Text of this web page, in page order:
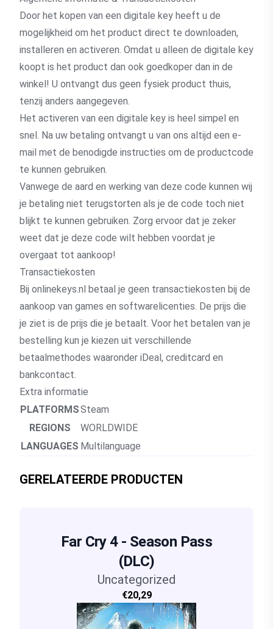
Door het kopen van een digitale key heeft u de
mogelijkheid om het product direct te downloaden,
installeren en activeren. Omdat u alleen de digitale key
koopt is het product dan ook goedkoper dan in de
winkel! U ontvangt dus geen fysiek product thuis,
tenzij anders aangegeven.
Het activeren van een digitale key is heel simpel en
snel. Na uw betaling ontvangt u van ons altijd een e-
mail met de benodigde instructies om de productcode
te kunnen gebruiken.
Vanwege de aard en werking van deze code kunnen wij
je betaling niet terugstorten als je de code toch niet
blijkt te kunnen gebruiken. Zorg ervoor dat je zeker
weet dat je deze code wilt hebben voordat je
overgaat tot aankoop!
Transactiekosten
Bij onlinekeys.nl betaal je geen transactiekosten bij de
aankoop van games en softwarelicenties. De prijs die
je ziet is de prijs die je betaalt. Voor het betalen van je
bestelling kun je kiezen uit verschillende
betaalmethodes waaronder iDeal, creditcard en
bankcontact.
Extra informatie
PLATFORMSSteam
REGIONS
WORLDWIDE
LANGUAGES Multilanguage
GERELATEERDE PRODUCTEN
Far Cry 4 - Season Pass
(DLC)
Uncategorized
€20,29